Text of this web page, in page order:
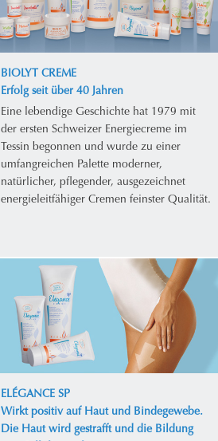
BIOLYT CREME
Erfolg seit über 40 Jahren
Eine lebendige Geschichte hat 1979 mit
der ersten Schweizer Energiecreme im
Tessin begonnen und wurde zu einer
umfangreichen Palette moderner,
natürlicher, pflegender, ausgezeichnet
energieleitfähiger Cremen feinster Qualität.
ELÉGANCE SP
Wirkt positiv auf Haut und Bindegewebe.
Die Haut wird gestrafft und die Bildung